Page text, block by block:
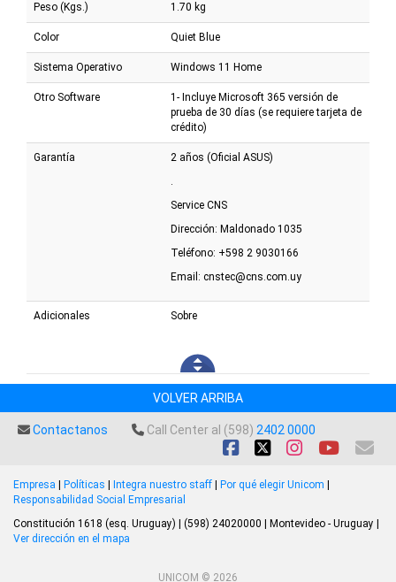
Peso (Kgs.) 1.70 kg
Color Quiet Blue
Sistema Operativo Windows 11 Home
Otro Software
1- Incluye Microsoft 365 versión de
prueba de 30 días (se requiere tarjeta de
crédito)
Garantía
2 años (Oficial ASUS)
.
Service CNS
Dirección: Maldonado 1035
Teléfono: +598 2 9030166
Email: cnstec@cns.com.uy
Adicionales Sobre
VOLVER ARRIBA
Contactanos Call Center al (598) 2402 0000
Empresa Políticas Integra nuestro staff Por qué elegir Unicom
Responsabilidad Social Empresarial
Constitución 1618 (esq. Uruguay) | (598) 24020000 | Montevideo - Uruguay |
Ver dirección en el mapa
UNICOM © 2026